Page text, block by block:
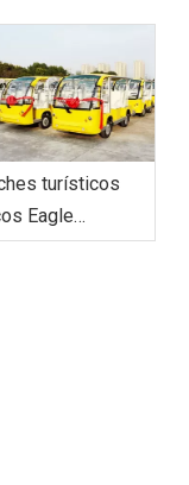
turísticos
Eagle
un pedido en